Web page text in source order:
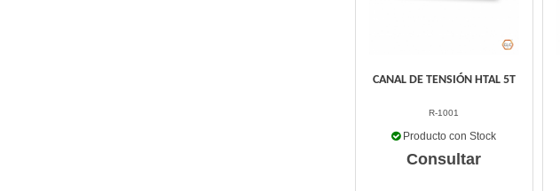
CANAL DE TENSIÓN HTAL 5T
R-1001
Producto con Stock
Consultar